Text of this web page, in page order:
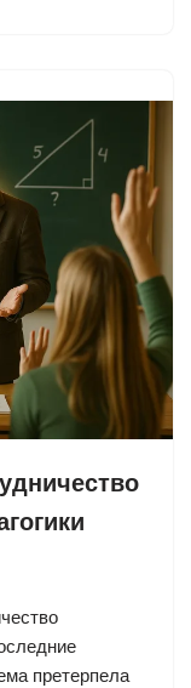
претерпела